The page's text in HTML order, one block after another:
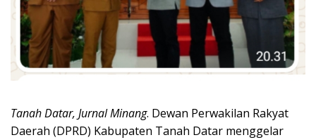
Tanah Datar, Jurnal Minang. Dewan Perwakilan Rakyat
Daerah (DPRD) Kabupaten Tanah Datar menggelar